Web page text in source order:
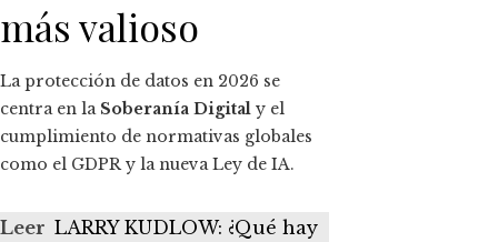
más valioso
La protección de datos en 2026 se
centra en la Soberanía Digital y el
cumplimiento de normativas globales
como el GDPR y la nueva Ley de IA.
Leer LARRY KUDLOW: ¿Qué hay